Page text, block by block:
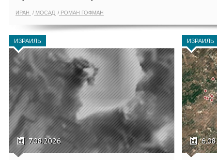
ИРАН МОСАД РОМАН ГОФМАН
ИЗРАИЛЬ
7.08.2026
ИЗРАИЛЬ